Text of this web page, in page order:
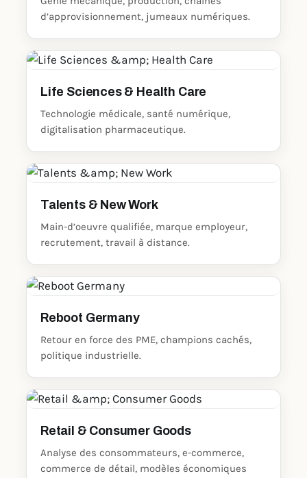
d’approvisionnement, jumeaux numériques.
Life Sciences & Health Care
Technologie médicale, santé numérique,
digitalisation pharmaceutique.
Talents & New Work
Main-d’oeuvre qualifiée, marque employeur,
recrutement, travail à distance.
Reboot Germany
Retour en force des PME, champions cachés,
politique industrielle.
Retail & Consumer Goods
Analyse des consommateurs, e-commerce,
commerce de détail, modèles économiques